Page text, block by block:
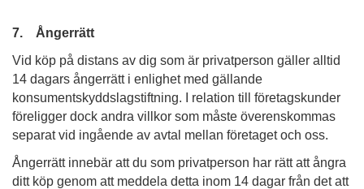
7. Ångerrätt
Vid köp på distans av dig som är privatperson gäller alltid
14 dagars ångerrätt i enlighet med gällande
konsumentskyddslagstiftning. I relation till företagskunder
föreligger dock andra villkor som måste överenskommas
separat vid ingående av avtal mellan företaget och oss.
Ångerrätt innebär att du som privatperson har rätt att ångra
ditt köp genom att meddela detta inom 14 dagar från det att